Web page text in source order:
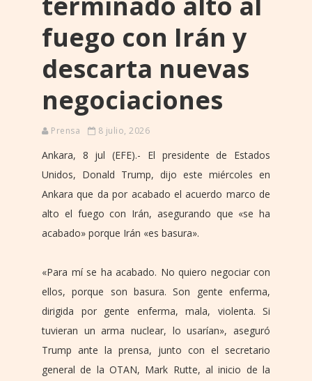
fuego con Irán y
descarta nuevas
negociaciones
Prensa 8 julio, 2026
Ankara, 8 jul (EFE).- El presidente de Estados
Unidos, Donald Trump, dijo este miércoles en
Ankara que da por acabado el acuerdo marco de
alto el fuego con Irán, asegurando que «se ha
acabado» porque Irán «es basura».
«Para mí se ha acabado. No quiero negociar con
ellos, porque son basura. Son gente enferma,
dirigida por gente enferma, mala, violenta. Si
tuvieran un arma nuclear, lo usarían», aseguró
Trump ante la prensa, junto con el secretario
general de la OTAN, Mark Rutte, al inicio de la